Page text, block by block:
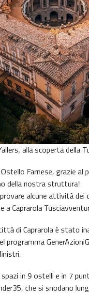
alla scoperta della
Farnese, grazie
della nostra struttura!
alcune attività
a Caprarola
di Caprarola è stato
in 9 ostelli e in 7
che si snodano